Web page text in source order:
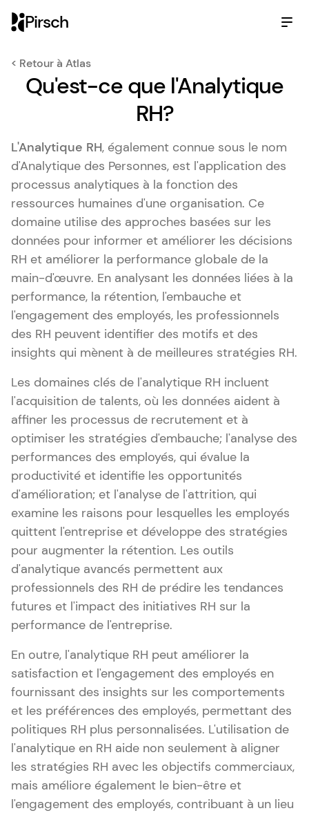
Pirsch
< Retour à Atlas
Qu'est-ce que l'Analytique
RH?
L'Analytique RH, également connue sous le nom
d'Analytique des Personnes, est l'application des
processus analytiques à la fonction des
ressources humaines d'une organisation. Ce
domaine utilise des approches basées sur les
données pour informer et améliorer les décisions
RH et améliorer la performance globale de la
main-d'œuvre. En analysant les données liées à la
performance, la rétention, l'embauche et
l'engagement des employés, les professionnels
des RH peuvent identifier des motifs et des
insights qui mènent à de meilleures stratégies RH.
Les domaines clés de l'analytique RH incluent
l'acquisition de talents, où les données aident à
affiner les processus de recrutement et à
optimiser les stratégies d'embauche; l'analyse des
performances des employés, qui évalue la
productivité et identifie les opportunités
d'amélioration; et l'analyse de l'attrition, qui
examine les raisons pour lesquelles les employés
quittent l'entreprise et développe des stratégies
pour augmenter la rétention. Les outils
d'analytique avancés permettent aux
professionnels des RH de prédire les tendances
futures et l'impact des initiatives RH sur la
performance de l'entreprise.
En outre, l'analytique RH peut améliorer la
satisfaction et l'engagement des employés en
fournissant des insights sur les comportements
et les préférences des employés, permettant des
politiques RH plus personnalisées. L'utilisation de
l'analytique en RH aide non seulement à aligner
les stratégies RH avec les objectifs commerciaux,
mais améliore également le bien-être et
l'engagement des employés, contribuant à un lieu